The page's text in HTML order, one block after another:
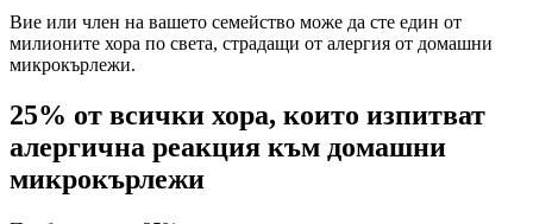
Вие или член на вашето семейство може да сте един от
милионите хора по света, страдащи от алергия от домашни
микрокърлежи.
25% от всички хора, които изпитват
алергична реакция към домашни
микрокърлежи